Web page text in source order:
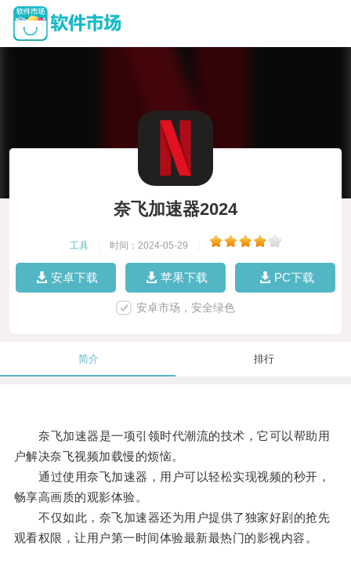
奈飞加速器2024
工具 时间：2024-05-29
安卓下载 苹果下载 PC下载
安卓市场，安全绿色
简介 排行
奈飞加速器是一项引领时代潮流的技术，它可以帮助用
户解决奈飞视频加载慢的烦恼。
通过使用奈飞加速器，用户可以轻松实现视频的秒开，
畅享高画质的观影体验。
不仅如此，奈飞加速器还为用户提供了独家好剧的抢先
观看权限，让用户第一时间体验最新最热门的影视内容。